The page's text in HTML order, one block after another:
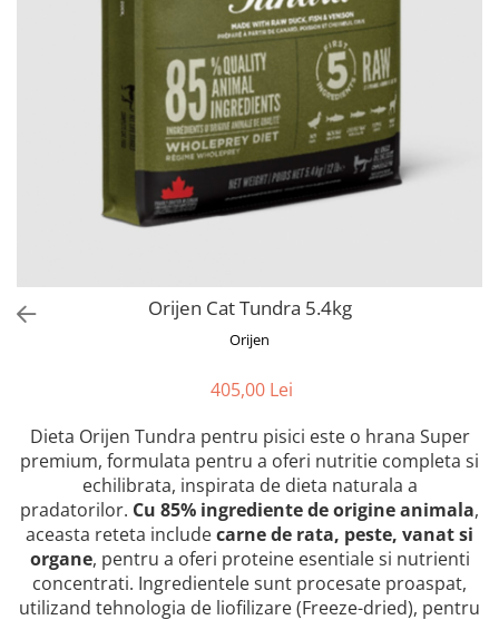
Culcusuri
Inghetata
Lemne si coarne de cerb sau
caprior
Lese, Zgarzi & Hamuri
Perii si Piepteni
Produse Igiena si Ingrijire
Orijen Cat Tundra 5.4kg
Orijen
405,00 Lei
Dieta Orijen Tundra pentru pisici este o hrana Super
premium, formulata pentru a oferi nutritie completa si
echilibrata, inspirata de dieta naturala a
pradatorilor. Cu 85% ingrediente de origine animala,
aceasta reteta includecarne de rata, peste, vanat si
organe, pentru a oferi proteine esentiale si nutrienti
concentrati. Ingredientele sunt procesate proaspat,
utilizand tehnologia de liofilizare (Freeze-dried), pentru